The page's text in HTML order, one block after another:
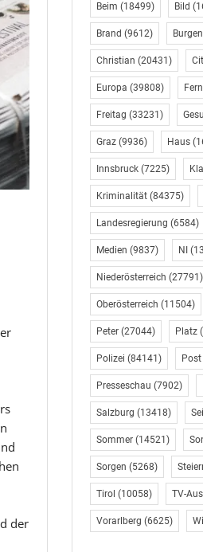
der
Beim (18499) Bild
Brand (9612)
Christian (20431)
Europa (39808)
Freitag (33231)
Graz(9936) Haus
Innsbruck(7225)
Kriminalität(84375)
Landesregierung (6584)
Medien (9837) NI
Niederösterreich (27791)
Oberösterreich (11504)
Peter(27044) Platz
Polizei (84141) Post
Presseschau (7902)
Salzburg (13418)
Sommer(14521)
Sorgen (5268)
Tirol (10058) TV-
Vorarlberg (6625)